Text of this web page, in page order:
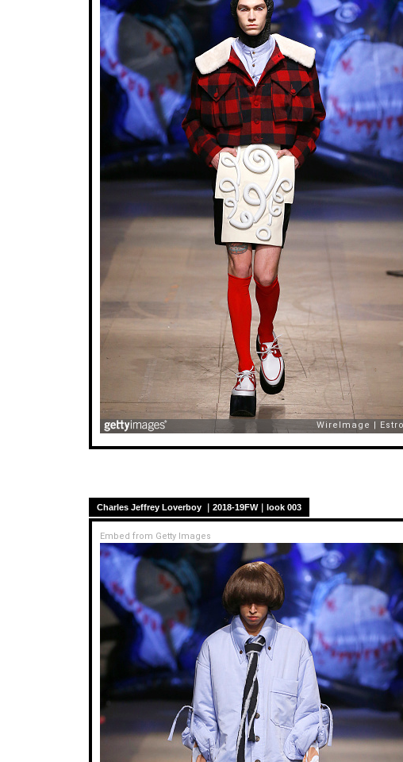
Charles Jeffrey Loverboy ｜2018-19FW｜look 003
Embed from Getty Images